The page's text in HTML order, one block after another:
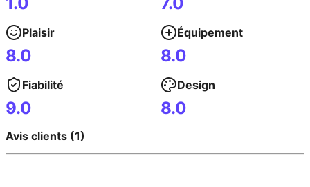
Plaisir
8.0
Équipement
8.0
Fiabilité
9.0
Design
8.0
Avis clients (1)